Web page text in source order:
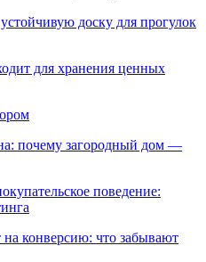
доску для прогулок
для хранения ценных
почему загородный дом —
поведение:
конверсию: что забывают